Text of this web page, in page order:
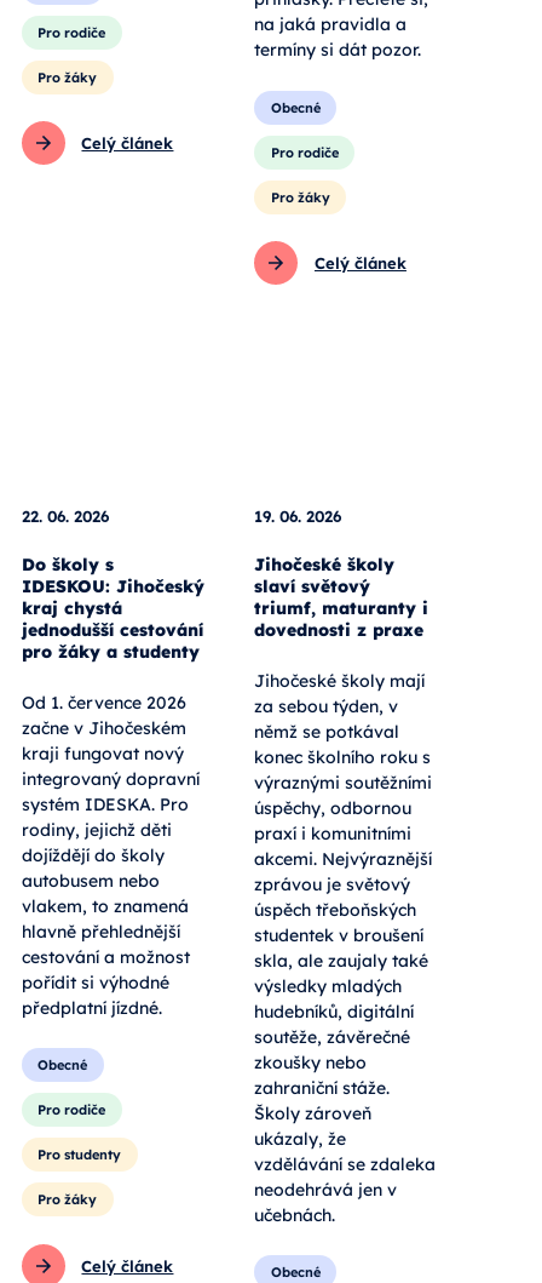
Pro rodiče
Pro žáky
Celý článek
na jaká pravidla a
termíny si dát pozor.
Obecné
Pro rodiče
Pro žáky
Celý článek
22. 06. 2026
Do školy s
IDESKOU: Jihočeský
kraj chystá
jednodušší cestování
pro žáky a studenty
Od 1. července 2026
začne v Jihočeském
kraji fungovat nový
integrovaný dopravní
systém IDESKA. Pro
rodiny, jejichž děti
dojíždějí do školy
autobusem nebo
vlakem, to znamená
hlavně přehlednější
cestování a možnost
pořídit si výhodné
předplatní jízdné.
Obecné
Pro rodiče
Pro studenty
Pro žáky
Celý článek
19. 06. 2026
Jihočeské školy
slaví světový
triumf, maturanty i
dovednosti z praxe
Jihočeské školy mají
za sebou týden, v
němž se potkával
konec školního roku s
výraznými soutěžními
úspěchy, odbornou
praxí i komunitními
akcemi. Nejvýraznější
zprávou je světový
úspěch třeboňských
studentek v broušení
skla, ale zaujaly také
výsledky mladých
hudebníků, digitální
soutěže, závěrečné
zkoušky nebo
zahraniční stáže.
Školy zároveň
ukázaly, že
vzdělávání se zdaleka
neodehrává jen v
učebnách.
Obecné